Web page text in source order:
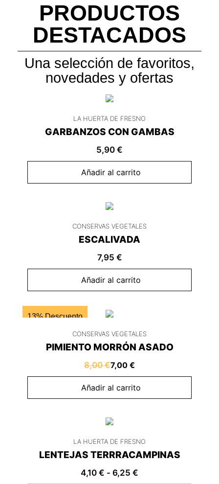
PRODUCTOS
DESTACADOS
Una selección de favoritos,
novedades y ofertas
LA HUERTA DE FRESNO
GARBANZOS CON GAMBAS
5,90 €
Añadir al carrito
CONSERVAS VEGETALES
ESCALIVADA
7,95 €
Añadir al carrito
13% Descuento
CONSERVAS VEGETALES
PIMIENTO MORRÓN ASADO
8,00€7,00 €
Añadir al carrito
LA HUERTA DE FRESNO
LENTEJAS TERRRACAMPINAS
4,10 € - 6,25 €